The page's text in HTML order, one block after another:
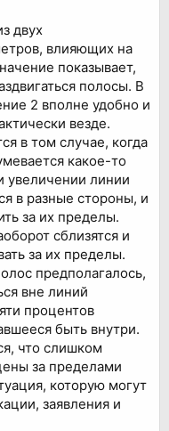
двух
влияющих на
показывает,
полосы. В
2 вполне удобно и
везде.
в том случае, когда
какое-то
увеличении линии
в разные стороны, и
за их пределы.
сблизятся и
за их пределы.
предполагалось,
вне линий
процентов
быть внутри.
что слишком
за пределами
которую могут
заявления и